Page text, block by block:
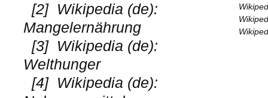
[2] Wikipedia (de):
Mangelernährung
[3] Wikipedia (de):
Welthunger
[4] Wikipedia (de):